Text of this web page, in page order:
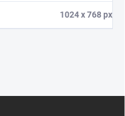
1024 x 768 px